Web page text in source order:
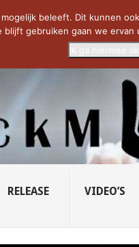
PRIDE OF LIONS – U...
RELEASE VIDEO’S
beleeft. Dit kunnen
blijft gebruiken gaan we ervan
Ik ga hiermee